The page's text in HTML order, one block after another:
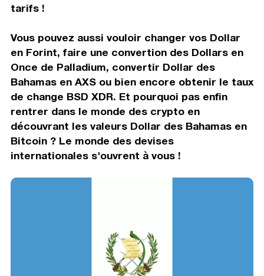
tarifs !
Vous pouvez aussi vouloir changer vos Dollar
en Forint, faire une convertion des Dollars en
Once de Palladium, convertir Dollar des
Bahamas en AXS ou bien encore obtenir le taux
de change BSD XDR. Et pourquoi pas enfin
rentrer dans le monde des crypto en
découvrant les valeurs Dollar des Bahamas en
Bitcoin ? Le monde des devises
internationales s'ouvrent à vous !